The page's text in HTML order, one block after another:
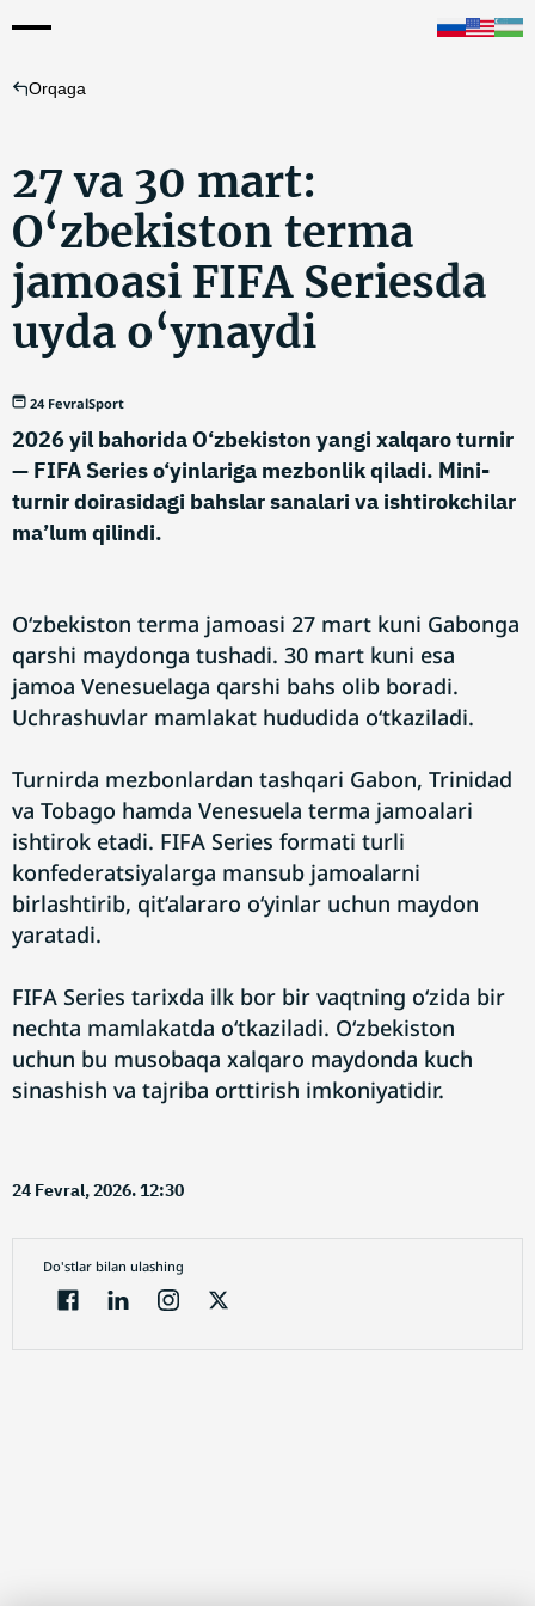
Orqaga
27 va 30 mart:
O‘zbekiston terma
jamoasi FIFA Seriesda
uyda o‘ynaydi
24 FevralSport
2026 yil bahorida O‘zbekiston yangi xalqaro turnir
— FIFA Series o‘yinlariga mezbonlik qiladi. Mini-
turnir doirasidagi bahslar sanalari va ishtirokchilar
ma’lum qilindi.
O‘zbekiston terma jamoasi 27 mart kuni Gabonga
qarshi maydonga tushadi. 30 mart kuni esa
jamoa Venesuelaga qarshi bahs olib boradi.
Uchrashuvlar mamlakat hududida o‘tkaziladi.
Turnirda mezbonlardan tashqari Gabon, Trinidad
va Tobago hamda Venesuela terma jamoalari
ishtirok etadi. FIFA Series formati turli
konfederatsiyalarga mansub jamoalarni
birlashtirib, qit’alararo o‘yinlar uchun maydon
yaratadi.
FIFA Series tarixda ilk bor bir vaqtning o‘zida bir
nechta mamlakatda o‘tkaziladi. O‘zbekiston
uchun bu musobaqa xalqaro maydonda kuch
sinashish va tajriba orttirish imkoniyatidir.
24 Fevral, 2026. 12:30
Do'stlar bilan ulashing